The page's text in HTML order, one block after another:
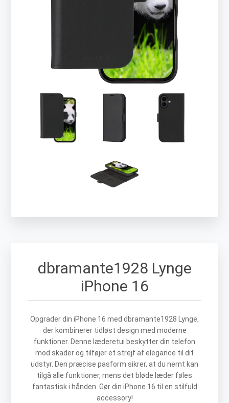
dbramante1928 Lynge
iPhone 16
Opgrader din iPhone 16 med dbramante1928 Lynge,
der kombinerer tidløst design med moderne
funktioner. Denne læderetui beskytter din telefon
mod skader og tilføjer et strejf af elegance til dit
udstyr. Den præcise pasform sikrer, at du nemt kan
tilgå alle funktioner, mens det bløde læder føles
fantastisk i hånden. Gør din iPhone 16 til en stilfuld
accessory!